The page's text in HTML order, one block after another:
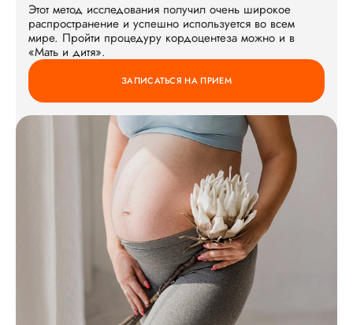
Этот метод исследования получил очень широкое
распространение и успешно используется во всем
мире. Пройти процедуру кордоцентеза можно и в
«Мать и дитя».
ЗАПИСАТЬСЯ НА ПРИЕМ